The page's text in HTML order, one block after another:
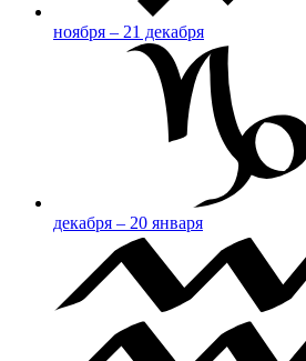
ноября – 21 декабря
декабря – 20 января